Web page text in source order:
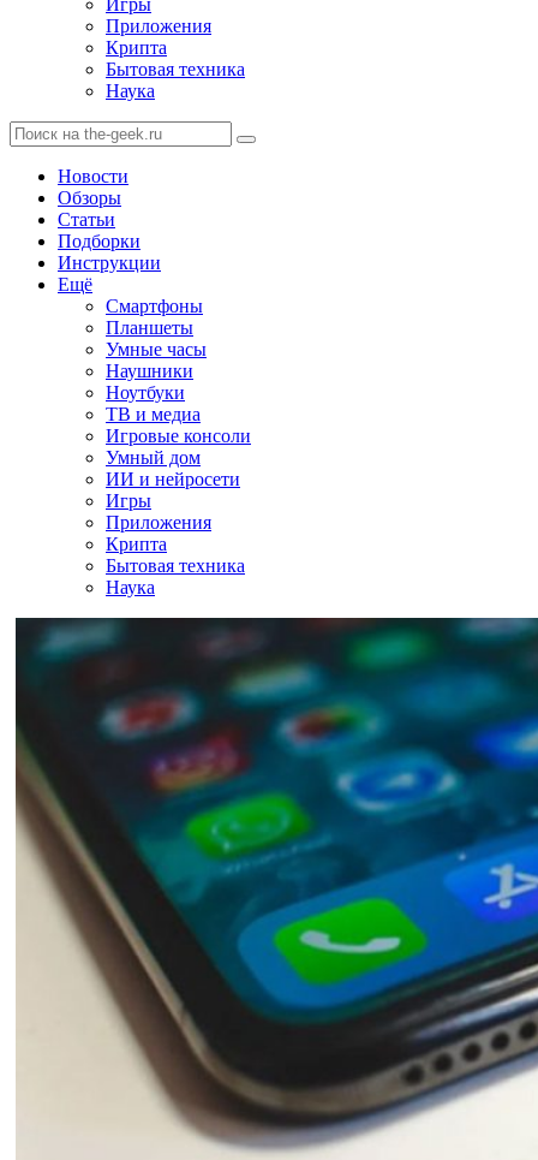
Приложения
Крипта
Бытовая техника
Наука
Новости
Обзоры
Статьи
Подборки
Инструкции
Ещё
Смартфоны
Планшеты
Умные часы
Наушники
Ноутбуки
ТВ и медиа
Игровые консоли
Умный дом
ИИ и нейросети
Игры
Приложения
Крипта
Бытовая техника
Наука